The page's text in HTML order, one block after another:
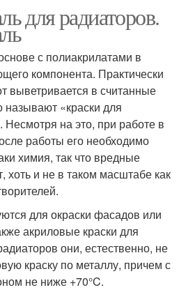
для радиаторов.
с полиакрилатами в
компонента. Практически
выветривается в считанные
«краски для
Несмотря на это, при работе в
работы его необходимо
химия, так что вредные
хоть и не в таком масштабе как
для окраски фасадов или
акриловые краски для
они, естественно, не
краску по металлу, причем с
не ниже +70°C.